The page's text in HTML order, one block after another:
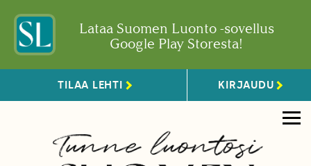
Lataa Suomen Luonto -sovellus
Google Play Storesta!
TILAA LEHTI KIRJAUDU